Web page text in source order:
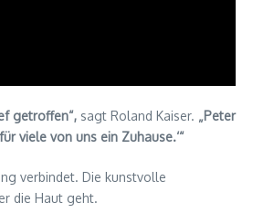
getroffen“, sagt Roland Kaiser. „Peter
viele von uns ein Zuhause.‘“
verbindet. Die kunstvolle
die Haut geht.